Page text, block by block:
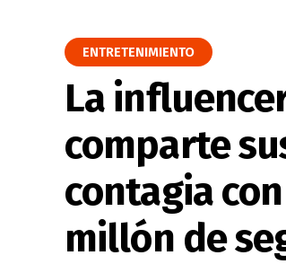
ENTRETENIMIENTO
La
comparte
contagia
millón de